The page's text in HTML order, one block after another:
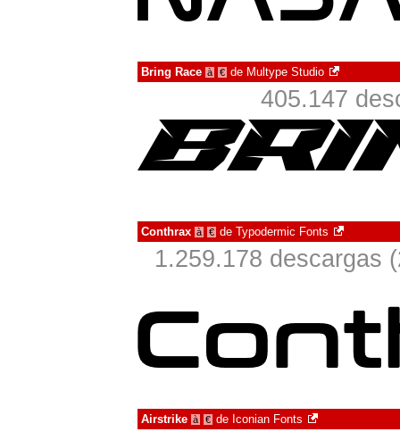
Bring Race à € de Multype Studio
405.147
Conthrax à € de Typodermic Fonts
1.259.178 descargas
Airstrike à € de Iconian Fonts